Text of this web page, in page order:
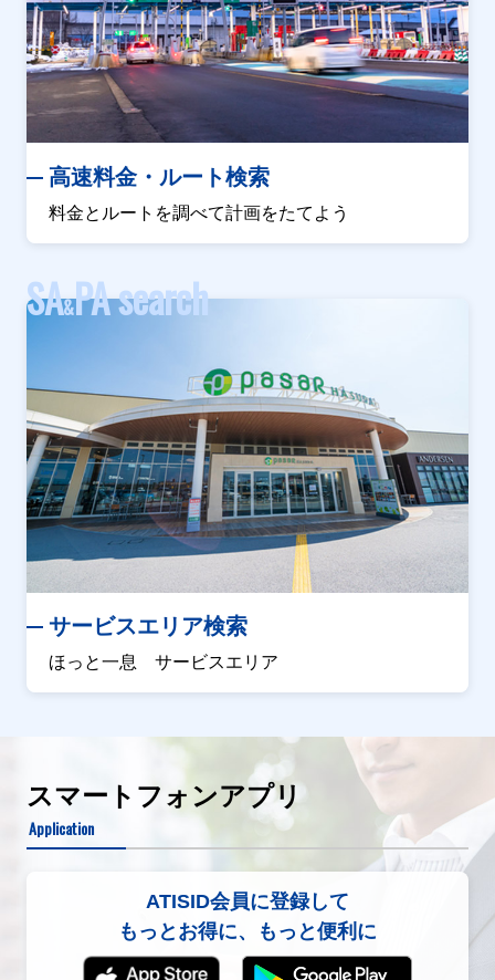
高速料金・ルート検索
料金とルートを調べて計画をたてよう
SA&PA search
サービスエリア検索
ほっと一息 サービスエリア
スマートフォンアプリ
Application
ATISID会員に登録して
もっとお得に、もっと便利に